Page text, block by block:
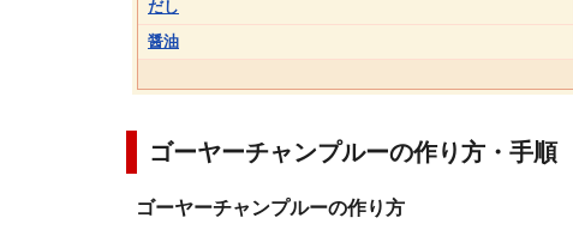
だし
醤油
ゴーヤーチャンプルーの作り方・手順
ゴーヤーチャンプルーの作り方